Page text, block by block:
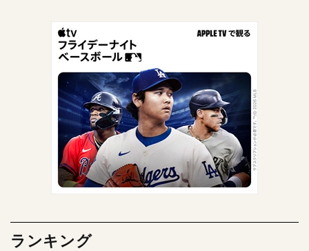
ランキング